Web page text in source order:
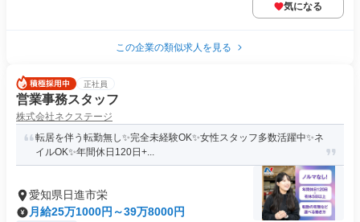
気になる
この企業の類似求人を見る
正社員
営業事務スタッフ
株式会社ネクステージ
転居を伴う転勤無し✨完全未経験OK✨女性スタッフ多数活躍中✨ネ
イルOK✨年間休日120日+...
愛知県日進市栄
月給25万1000円～39万8000円